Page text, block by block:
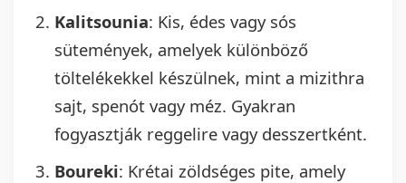
Kalitsounia: Kis, édes vagy sós
sütemények, amelyek különböző
töltelékekkel készülnek, mint a mizithra
sajt, spenót vagy méz. Gyakran
fogyasztják reggelire vagy desszertként.
Boureki: Krétai zöldséges pite, amely